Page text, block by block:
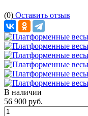
(0) Оставить отзыв
В наличии
56 900 руб.